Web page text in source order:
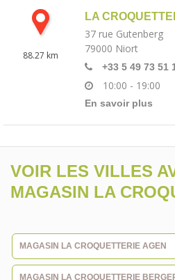
88.27 km
LA
37 rue Gutenberg
79000 Niort
+33 5 49 73 51
10:00 - 19:00
En savoir plus
VOIR LES VILLES
MAGASIN LA
MAGASIN LA CROQUETTERIE AGEN
MAGASIN LA CROQUETTERIE